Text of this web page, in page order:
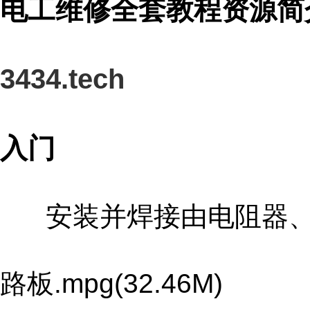
电工维修全套教程资源
3434.tech
入门
安装并焊接由电阻器、
路板.mpg(32.46M)